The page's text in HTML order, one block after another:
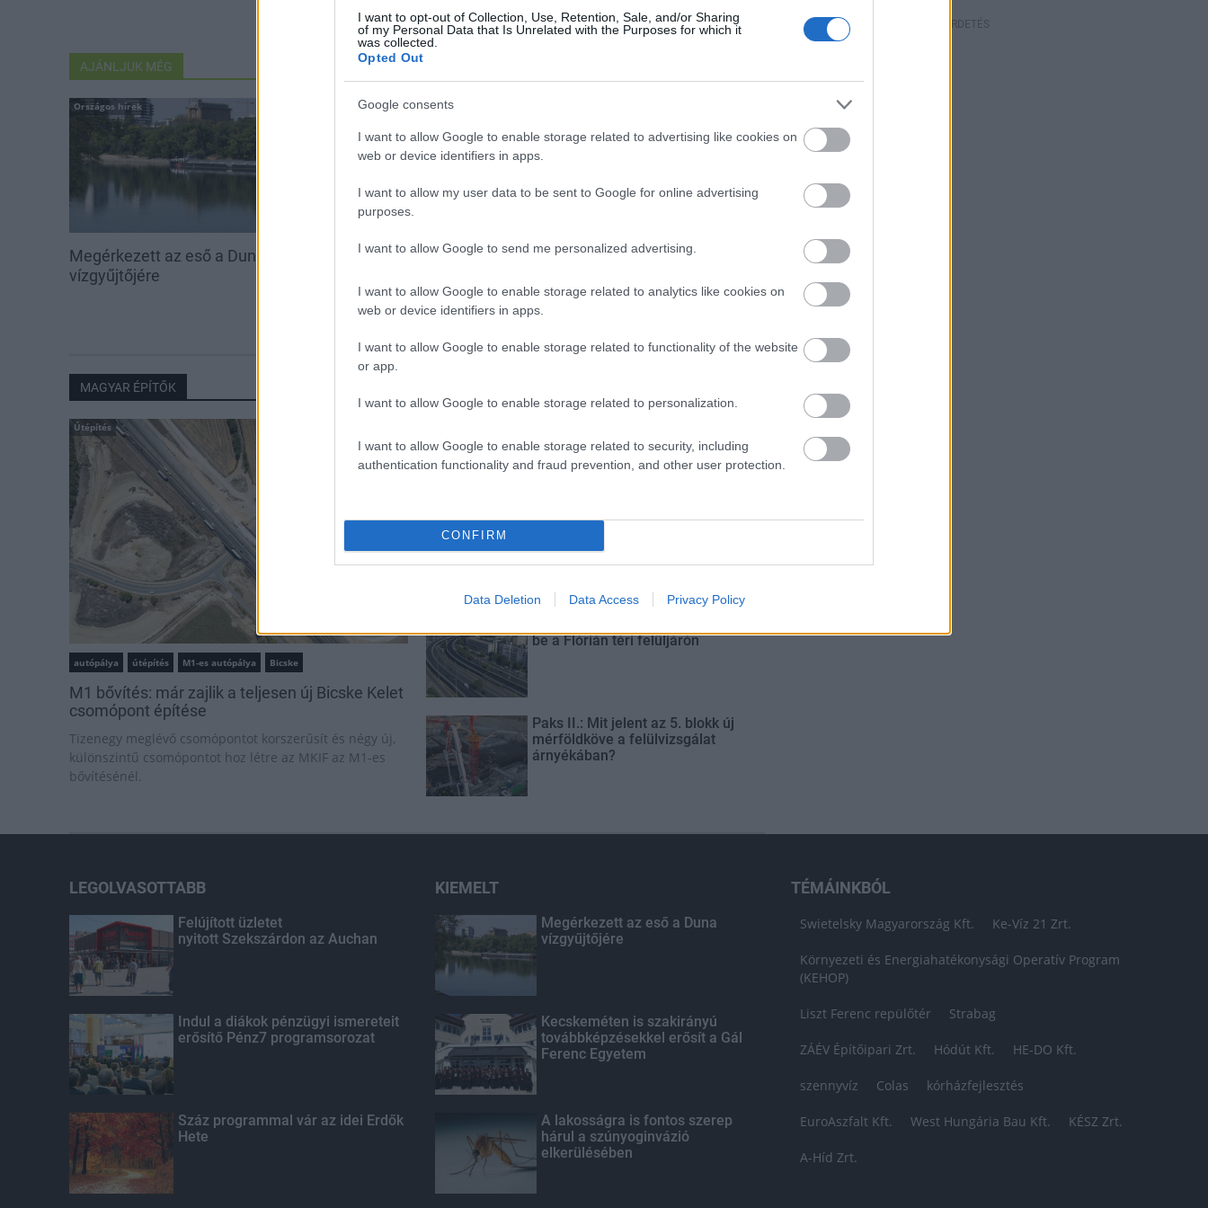
I want to opt-out of Collection, Use, Retention, Sale, and/or Sharing
of my Personal Data that Is Unrelated with the Purposes for which it
was collected.
Opted Out
Google consents
I want to allow Google to enable storage related to advertising like cookies on
web or device identifiers in apps.
I want to allow my user data to be sent to Google for online advertising
purposes.
I want to allow Google to send me personalized advertising.
I want to allow Google to enable storage related to analytics like cookies on
web or device identifiers in apps.
I want to allow Google to enable storage related to functionality of the website
or app.
I want to allow Google to enable storage related to personalization.
I want to allow Google to enable storage related to security, including
authentication functionality and fraud prevention, and other user protection.
CONFIRM
Data Deletion Data Access Privacy Policy
AJÁNLJUK MÉG
Országos hírek
Megérkezett az eső a Duna
vízgyűjtőjére
Országos hírek
Kecskeméten is szakirányú
Ferenc Egyetem
A lakosságra is fontos szerep
elkerülésében
MAGYAR ÉPÍTŐK
Útépítés
autópálya útépítés M1-es autópálya Bicske
M1 bővítés: már zajlik a teljesen új Bicske Kelet
csomópont építése
Tizenegy meglévő csomópontot korszerűsít és négy új,
különszintű csomópontot hoz létre az MKIF az M1-es
bővítésénél.
csomópont épül Angyalföldön
Másfélszeresére bővítik
református iskoláját
be a Flórián téri felüljárón
Paks II.: Mit jelent az 5. blokk új
mérföldköve a felülvizsgálat
árnyékában?
HIRDETÉS
LEGOLVASOTTABB
Felújított üzletet
nyitott Szekszárdon az Auchan
Indul a diákok pénzügyi ismereteit
erősítő Pénz7 programsorozat
Száz programmal vár az idei Erdők
Hete
KIEMELT
Megérkezett az eső a Duna
vízgyűjtőjére
Kecskeméten is szakirányú
továbbképzésekkel erősít a Gál
Ferenc Egyetem
A lakosságra is fontos szerep
hárul a szúnyoginvázió
elkerülésében
TÉMÁINKBÓL
Swietelsky Magyarország Kft. Ke-Víz 21 Zrt.
Környezeti és Energiahatékonysági Operatív Program
(KEHOP)
Liszt Ferenc repülőtér Strabag
ZÁÉV Építőipari Zrt. Hódút Kft. HE-DO Kft.
szennyvíz Colas kórházfejlesztés
EuroAszfalt Kft. West Hungária Bau Kft. KÉSZ Zrt.
A-Híd Zrt.